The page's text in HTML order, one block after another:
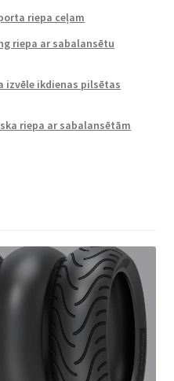
riepa ceļam
riepa ar sabalansētu
izvēle ikdienas pilsētas
riepa ar sabalansētām